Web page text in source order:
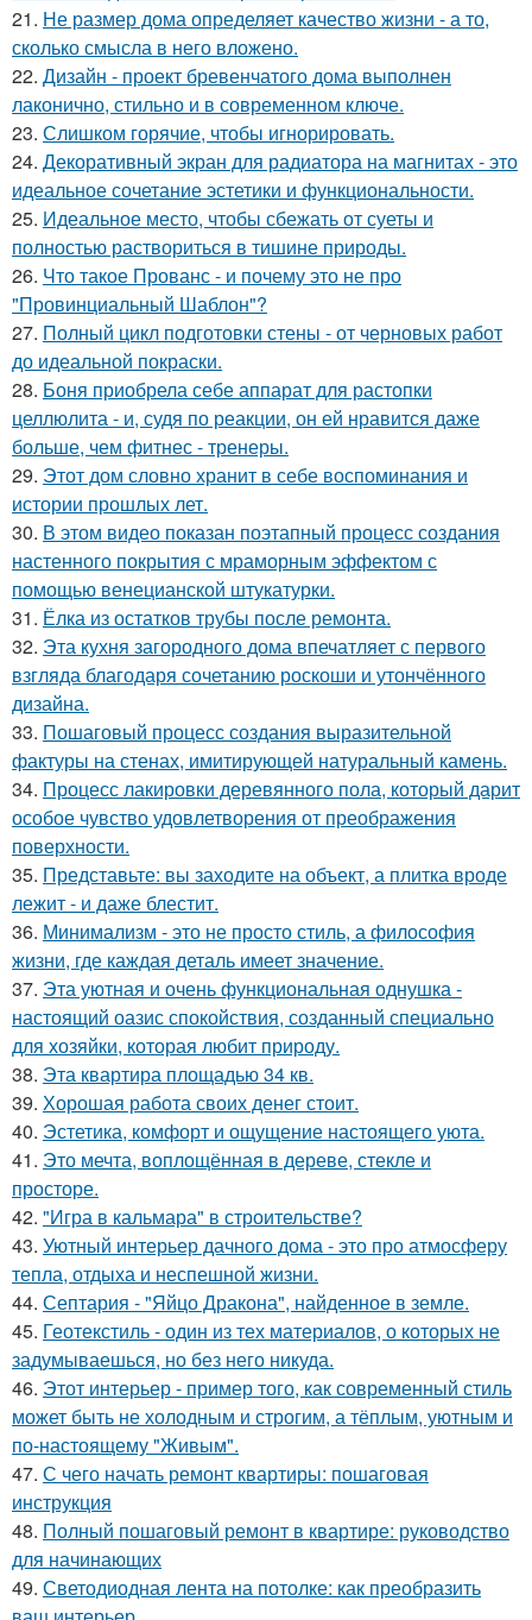
21. Не размер дома определяет качество жизни - а то,
сколько смысла в него вложено.
22. Дизайн - проект бревенчатого дома выполнен
лаконично, стильно и в современном ключе.
23. Слишком горячие, чтобы игнорировать.
24. Декоративный экран для радиатора на магнитах - это
идеальное сочетание эстетики и функциональности.
25. Идеальное место, чтобы сбежать от суеты и
полностью раствориться в тишине природы.
26. Что такое Прованс - и почему это не про
"Провинциальный Шаблон"?
27. Полный цикл подготовки стены - от черновых работ
до идеальной покраски.
28. Боня приобрела себе аппарат для растопки
целлюлита - и, судя по реакции, он ей нравится даже
больше, чем фитнес - тренеры.
29. Этот дом словно хранит в себе воспоминания и
истории прошлых лет.
30. В этом видео показан поэтапный процесс создания
настенного покрытия с мраморным эффектом с
помощью венецианской штукатурки.
31. Ёлка из остатков трубы после ремонта.
32. Эта кухня загородного дома впечатляет с первого
взгляда благодаря сочетанию роскоши и утончённого
дизайна.
33. Пошаговый процесс создания выразительной
фактуры на стенах, имитирующей натуральный камень.
34. Процесс лакировки деревянного пола, который дарит
особое чувство удовлетворения от преображения
поверхности.
35. Представьте: вы заходите на объект, а плитка вроде
лежит - и даже блестит.
36. Минимализм - это не просто стиль, а философия
жизни, где каждая деталь имеет значение.
37. Эта уютная и очень функциональная однушка -
настоящий оазис спокойствия, созданный специально
для хозяйки, которая любит природу.
38. Эта квартира площадью 34 кв.
39. Хорошая работа своих денег стоит.
40. Эстетика, комфорт и ощущение настоящего уюта.
41. Это мечта, воплощённая в дереве, стекле и
просторе.
42. "Игра в кальмара" в строительстве?
43. Уютный интерьер дачного дома - это про атмосферу
тепла, отдыха и неспешной жизни.
44. Септария - "Яйцо Дракона", найденное в земле.
45. Геотекстиль - один из тех материалов, о которых не
задумываешься, но без него никуда.
46. Этот интерьер - пример того, как современный стиль
может быть не холодным и строгим, а тёплым, уютным и
по-настоящему "Живым".
47. С чего начать ремонт квартиры: пошаговая
инструкция
48. Полный пошаговый ремонт в квартире: руководство
для начинающих
49. Светодиодная лента на потолке: как преобразить